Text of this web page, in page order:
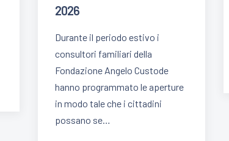
2026
Durante il periodo estivo i
consultori familiari della
Fondazione Angelo Custode
hanno programmato le aperture
in modo tale che i cittadini
possano se…